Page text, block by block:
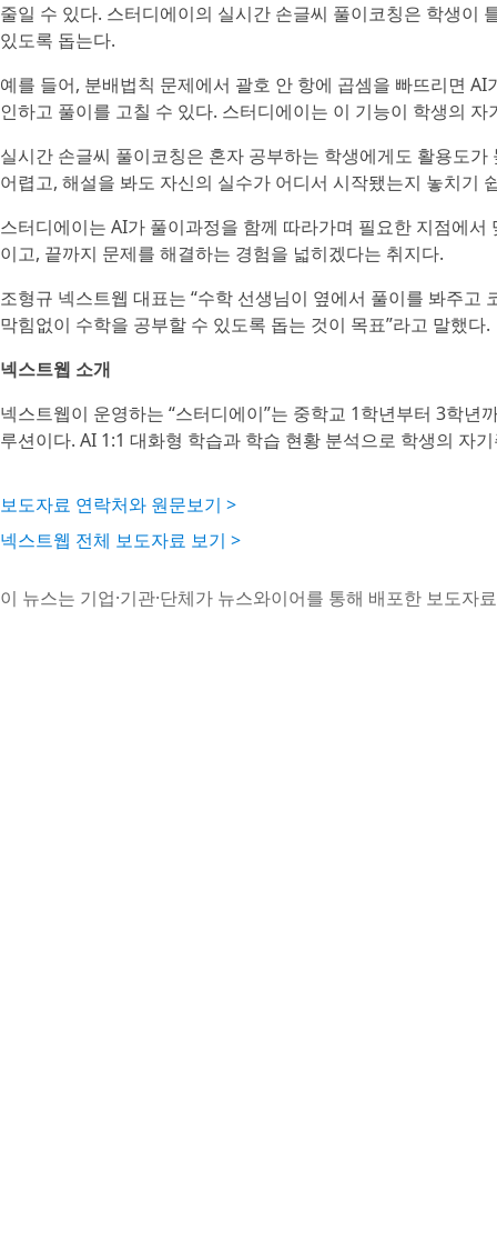
줄일 수 있다. 스터디에이의 실시간 손글씨 풀이코칭은 학생이
있도록 돕는다.
예를 들어, 분배법칙 문제에서 괄호 안 항에 곱셈을 빠뜨리면
인하고 풀이를 고칠 수 있다. 스터디에이는 이 기능이 학생의
실시간 손글씨 풀이코칭은 혼자 공부하는 학생에게도 활용도
어렵고, 해설을 봐도 자신의 실수가 어디서 시작됐는지 놓치기
스터디에이는 AI가 풀이과정을 함께 따라가며 필요한 지점에
이고, 끝까지 문제를 해결하는 경험을 넓히겠다는 취지다.
조형규 넥스트웹 대표는 “수학 선생님이 옆에서 풀이를 봐주고
막힘없이 수학을 공부할 수 있도록 돕는 것이 목표”라고 말했다.
넥스트웹 소개
넥스트웹이 운영하는 “스터디에이”는 중학교 1학년부터 3학
루션이다. AI 1:1 대화형 학습과 학습 현황 분석으로 학생의 자
보도자료 연락처와 원문보기 >
넥스트웹 전체 보도자료 보기 >
이 뉴스는 기업·기관·단체가 뉴스와이어를 통해 배포한 보도자